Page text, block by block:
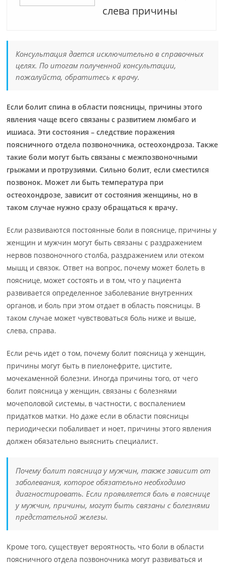
слева причины
Консультация дается исключительно в справочных
целях. По итогам полученной консультации,
пожалуйста, обратитесь к врачу.
Если болит спина в области поясницы, причины этого
явления чаще всего связаны с развитием люмбаго и
ишиаса. Эти состояния – следствие поражения
поясничного отдела позвоночника, остеохондроза. Также
такие боли могут быть связаны с межпозвоночными
грыжами и протрузиями. Сильно болит, если сместился
позвонок. Может ли быть температура при
остеохондрозе, зависит от состояния женщины, но в
таком случае нужно сразу обращаться к врачу.
Если развиваются постоянные боли в пояснице, причины у
женщин и мужчин могут быть связаны с раздражением
нервов позвоночного столба, раздражением или отеком
мышц и связок. Ответ на вопрос, почему может болеть в
пояснице, может состоять и в том, что у пациента
развивается определенное заболевание внутренних
органов, и боль при этом отдает в область поясницы. В
таком случае может чувствоваться боль ниже и выше,
слева, справа.
Если речь идет о том, почему болит поясница у женщин,
причины могут быть в пиелонефрите, цистите,
мочекаменной болезни. Иногда причины того, от чего
болит поясница у женщин, связаны с болезнями
мочеполовой системы, в частности, с воспалением
придатков матки. Но даже если в области поясницы
периодически побаливает и ноет, причины этого явления
должен обязательно выяснить специалист.
Почему болит поясница у мужчин, также зависит от
заболевания, которое обязательно необходимо
диагностировать. Если проявляется боль в пояснице
у мужчин, причины, могут быть связаны с болезнями
предстательной железы.
Кроме того, существует вероятность, что боли в области
поясничного отдела позвоночника могут развиваться и